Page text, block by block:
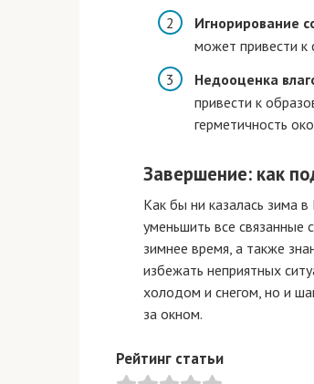
Игнорирование
может привести к
Недооценка
привести к
герметичность
Завершение: как
Как бы ни казалась зима
уменьшить все связанные
зимнее время, а также
избежать неприятных
холодом и снегом, но и
за окном.
Рейтинг статьи